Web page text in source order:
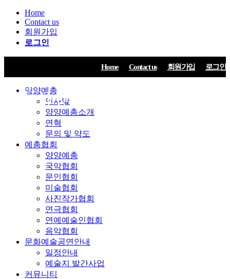
Home
Contact us
회원가입
로그인
Home Contact us 회원가입 로그인
양양예총
인사말
양양예총소개
연혁
문의 및 약도
예총협회
양양예총
국악협회
문인협회
미술협회
사진작가협회
연극협회
연예예술인협회
음악협회
문화예술공연안내
일정안내
예술지 발간사업
커뮤니티